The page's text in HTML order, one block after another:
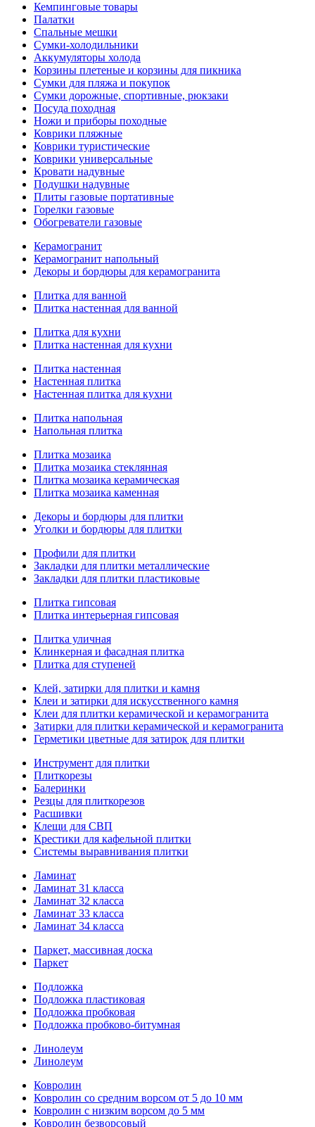
Кемпинговые товары
Палатки
Спальные мешки
Сумки-холодильники
Аккумуляторы холода
Корзины плетеные и корзины для пикника
Сумки для пляжа и покупок
Сумки дорожные, спортивные, рюкзаки
Посуда походная
Ножи и приборы походные
Коврики пляжные
Коврики туристические
Коврики универсальные
Кровати надувные
Подушки надувные
Плиты газовые портативные
Горелки газовые
Обогреватели газовые
Керамогранит
Керамогранит напольный
Декоры и бордюры для керамогранита
Плитка для ванной
Плитка настенная для ванной
Плитка для кухни
Плитка настенная для кухни
Плитка настенная
Настенная плитка
Настенная плитка для кухни
Плитка напольная
Напольная плитка
Плитка мозаика
Плитка мозаика стеклянная
Плитка мозаика керамическая
Плитка мозаика каменная
Декоры и бордюры для плитки
Уголки и бордюры для плитки
Профили для плитки
Закладки для плитки металлические
Закладки для плитки пластиковые
Плитка гипсовая
Плитка интерьерная гипсовая
Плитка уличная
Клинкерная и фасадная плитка
Плитка для ступеней
Клей, затирки для плитки и камня
Клеи и затирки для искусственного камня
Клеи для плитки керамической и керамогранита
Затирки для плитки керамической и керамогранита
Герметики цветные для затирок для плитки
Инструмент для плитки
Плиткорезы
Балеринки
Резцы для плиткорезов
Расшивки
Клещи для СВП
Крестики для кафельной плитки
Системы выравнивания плитки
Ламинат
Ламинат 31 класса
Ламинат 32 класса
Ламинат 33 класса
Ламинат 34 класса
Паркет, массивная доска
Паркет
Подложка
Подложка пластиковая
Подложка пробковая
Подложка пробково-битумная
Линолеум
Линолеум
Ковролин
Ковролин со средним ворсом от 5 до 10 мм
Ковролин с низким ворсом до 5 мм
Ковролин безворсовый